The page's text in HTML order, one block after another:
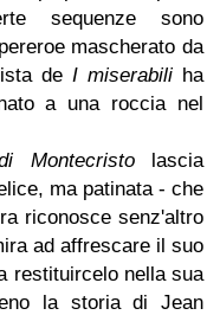
sequenze sono
mascherato da
de I miserabiliha
a una roccia nel
Montecristolascia
ma patinata - che
riconosce senz'altro
ad affrescare il suo
restituircelo nella sua
la storia di Jean